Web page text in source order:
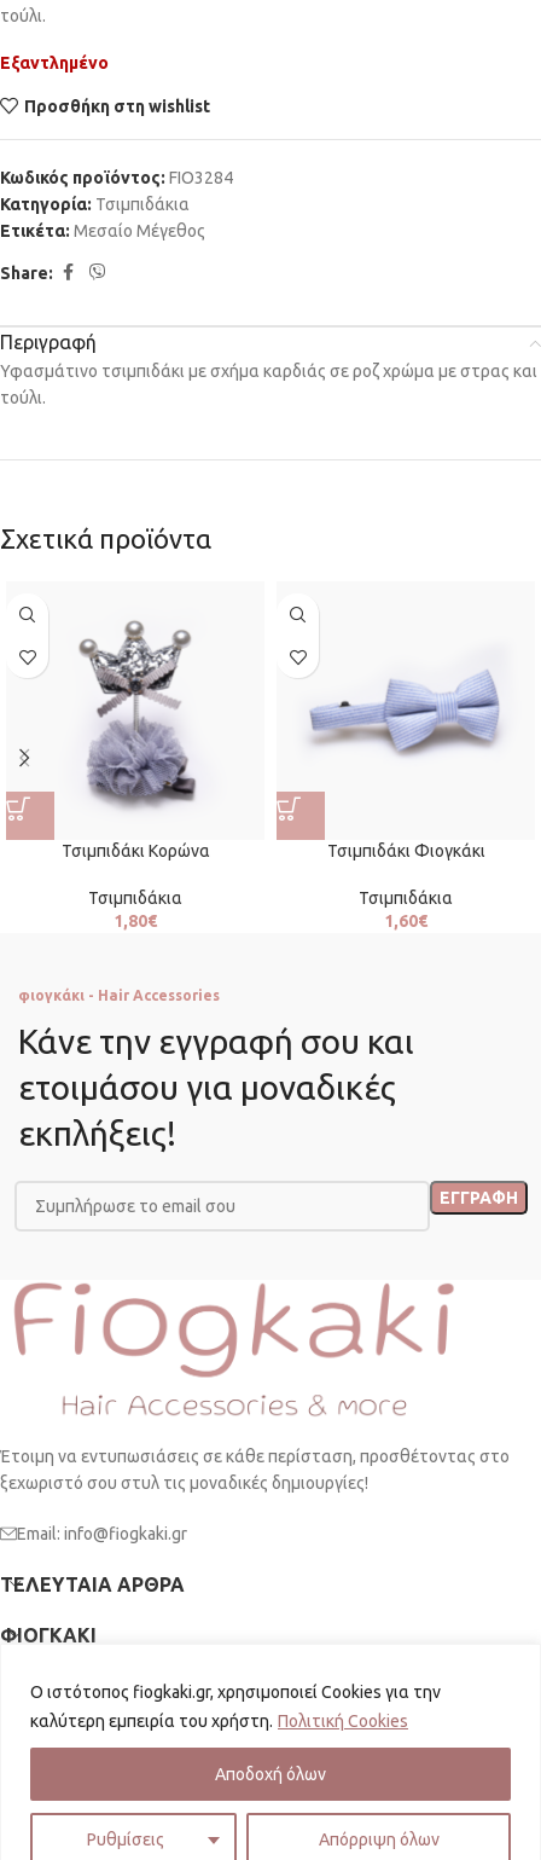
Ο ιστότοπος fiogkaki.gr, χρησιμοποιεί Cookies για την
καλύτερη εμπειρία του χρήστη. Πολιτική Cookies
Ρυθμίσεις Απόρριψη όλων
Αποδοχή όλων
τούλι.
Εξαντλημένο
Προσθήκη στη wishlist
Κωδικός προϊόντος: FIO3284
Κατηγορία: Τσιμπιδάκια
Ετικέτα: Μεσαίο Μέγεθος
Share:
Περιγραφή
Υφασμάτινο τσιμπιδάκι με σχήμα καρδιάς σε ροζ χρώμα με στρας και
τούλι.
Σχετικά προϊόντα
Τσιμπιδάκι Κορώνα
Τσιμπιδάκια
1,80€
Τσιμπιδάκι Φιογκάκι
Τσιμπιδάκια
1,60€
φιογκάκι - Hair Accessories
Κάνε την εγγραφή σου και
ετοιμάσου για μοναδικές
εκπλήξεις!
Έτοιμη να εντυπωσιάσεις σε κάθε περίσταση, προσθέτοντας στο
ξεχωριστό σου στυλ τις μοναδικές δημιουργίες!
Email: info@fiogkaki.gr
ΤΕΛΕΥΤΑΊΑ ΆΡΘΡΑ
ΦΙΟΓΚΑΚΙ
ΠΛΗΡΟΦΟΡΙΕΣ
SOCIAL MEDIA
2026 | Powered by